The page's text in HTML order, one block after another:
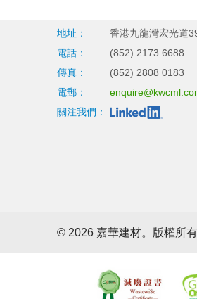
地址：
香港九龍灣宏光道
電話：
(852) 2173 6688
傳真：
(852) 2808 0183
電郵：
關注我們：
© 2026 嘉華建材。版權所有